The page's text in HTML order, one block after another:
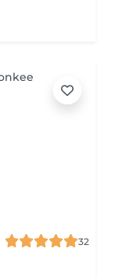
32